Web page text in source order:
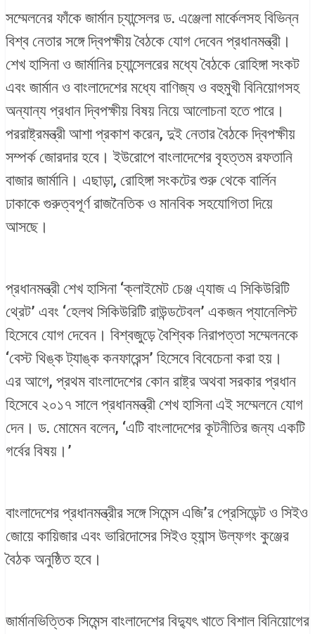
সম্মেলনের ফাঁকে জার্মান চ্যান্সেলর ড. এঞ্জেলা মার্কেলসহ বিভিন্ন
বিশ্ব নেতার সঙ্গে দ্বিপক্ষীয় বৈঠকে যোগ দেবেন প্রধানমন্ত্রী।
শেখ হাসিনা ও জার্মানির চ্যান্সেলরের মধ্যে বৈঠকে রোহিঙ্গা সংকট
এবং জার্মান ও বাংলাদেশের মধ্যে বাণিজ্য ও বহুমুখী বিনিয়োগসহ
অন্যান্য প্রধান দ্বিপক্ষীয় বিষয় নিয়ে আলোচনা হতে পারে।
পররাষ্ট্রমন্ত্রী আশা প্রকাশ করেন, দুই নেতার বৈঠকে দ্বিপক্ষীয়
সম্পর্ক জোরদার হবে। ইউরোপে বাংলাদেশের বৃহত্তম রফতানি
বাজার জার্মানি। এছাড়া, রোহিঙ্গা সংকটের শুরু থেকে বার্লিন
ঢাকাকে গুরুত্বপূর্ণ রাজনৈতিক ও মানবিক সহযোগিতা দিয়ে
আসছে।
প্রধানমন্ত্রী শেখ হাসিনা ‘ক্লাইমেট চেঞ্জ এ্যাজ এ সিকিউরিটি
থ্রেট’ এবং ‘হেলথ সিকিউরিটি রাউন্ডটেবল’ একজন প্যানেলিস্ট
হিসেবে যোগ দেবেন। বিশ্বজুড়ে বৈশ্বিক নিরাপত্তা সম্মেলনকে
‘বেস্ট থিঙ্ক ট্যাঙ্ক কনফারেন্স’ হিসেবে বিবেচেনা করা হয়।
এর আগে, প্রথম বাংলাদেশের কোন রাষ্ট্র অথবা সরকার প্রধান
হিসেবে ২০১৭ সালে প্রধানমন্ত্রী শেখ হাসিনা এই সম্মেলনে যোগ
দেন। ড. মোমেন বলেন, ‘এটি বাংলাদেশের কূটনীতির জন্য একটি
গর্বের বিষয়।’
বাংলাদেশের প্রধানমন্ত্রীর সঙ্গে সিমেন্স এজি’র প্রেসিডেন্ট ও সিইও
জোয়ে কায়িজার এবং ভারিদোসের সিইও হ্যান্স উল্ফগং কুঞ্জের
বৈঠক অনুষ্ঠিত হবে।
জার্মানভিত্তিক সিমেন্স বাংলাদেশের বিদ্যুৎ খাতে বিশাল বিনিয়োগের